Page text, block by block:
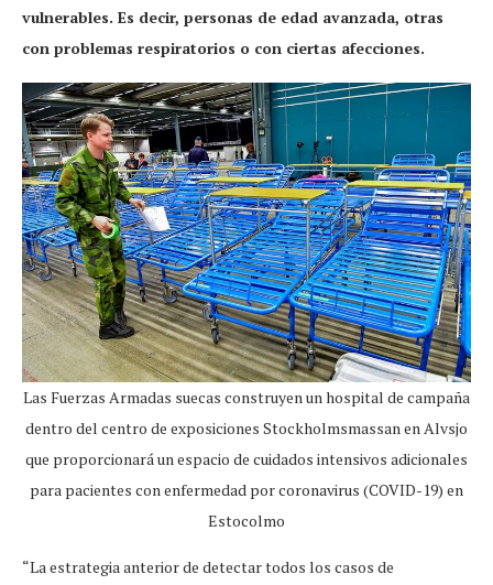
vulnerables. Es decir, personas de edad avanzada, otras
con problemas respiratorios o con ciertas afecciones.
Las Fuerzas Armadas suecas construyen un hospital de campaña
dentro del centro de exposiciones Stockholmsmassan en Alvsjo
que proporcionará un espacio de cuidados intensivos adicionales
para pacientes con enfermedad por coronavirus (COVID-19) en
Estocolmo
“La estrategia anterior de detectar todos los casos de